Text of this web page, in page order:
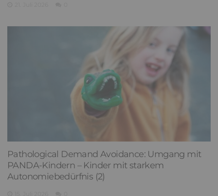
Pathological Demand Avoidance: Umgang mit
PANDA-Kindern – Kinder mit starkem
Autonomiebedürfnis (2)